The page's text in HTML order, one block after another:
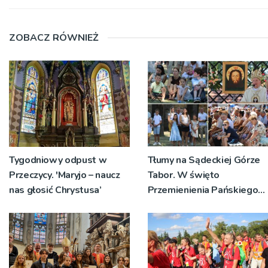
ZOBACZ RÓWNIEŻ
Tygodniowy odpust w
Przeczycy. 'Maryjo – naucz
nas głosić Chrystusa’
Tłumy na Sądeckiej Górze
Tabor. W święto
Przemienienia Pańskiego
znaczeniu Sakramentów
[ZDJĘCIA]